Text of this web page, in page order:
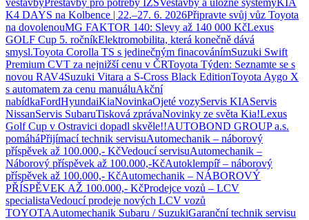
vestavbyPřestavby pro potřeby IZSVestavby a úložné systémyKIA
K4 DAYS na Kolbence | 22.–27. 6. 2026Připravte svůj vůz Toyota
na dovolenouMG FAKTOR 140: Slevy až 140 000 KčLexus
GOLF Cup 5. ročníkElektromobilita, která konečně dává
smysl.Toyota Corolla TS s jedinečným finacovánímSuzuki Swift
Premium CVT za nejnižší cenu v ČRToyota Týden: Seznamte se s
novou RAV4Suzuki Vitara a S-Cross Black EditionToyota Aygo X
s automatem za cenu manuáluAkční
nabídkaFordHyundaiKiaNovinkaOjeté vozyServis KIAServis
NissanServis SubaruTisková zprávaNovinky ze světa Kia!Lexus
Golf Cup v Ostravici dopadl skvěle!!AUTOBOND GROUP a.s.
pomáháPřijímací technik servisuAutomechanik – náborový
příspěvek až 100.000,- KčVedoucí servisuAutomechanik –
Náborový příspěvek až 100.000,-KčAutoklempíř – náborový
příspěvek až 100.000,- KčAutomechanik – NÁBOROVÝ
PŘÍSPĚVEK AŽ 100.000,- KčProdejce vozů – LCV
specialistaVedoucí prodeje nových LCV vozů
TOYOTAAutomechanik Subaru / SuzukiGaranční technik servisu